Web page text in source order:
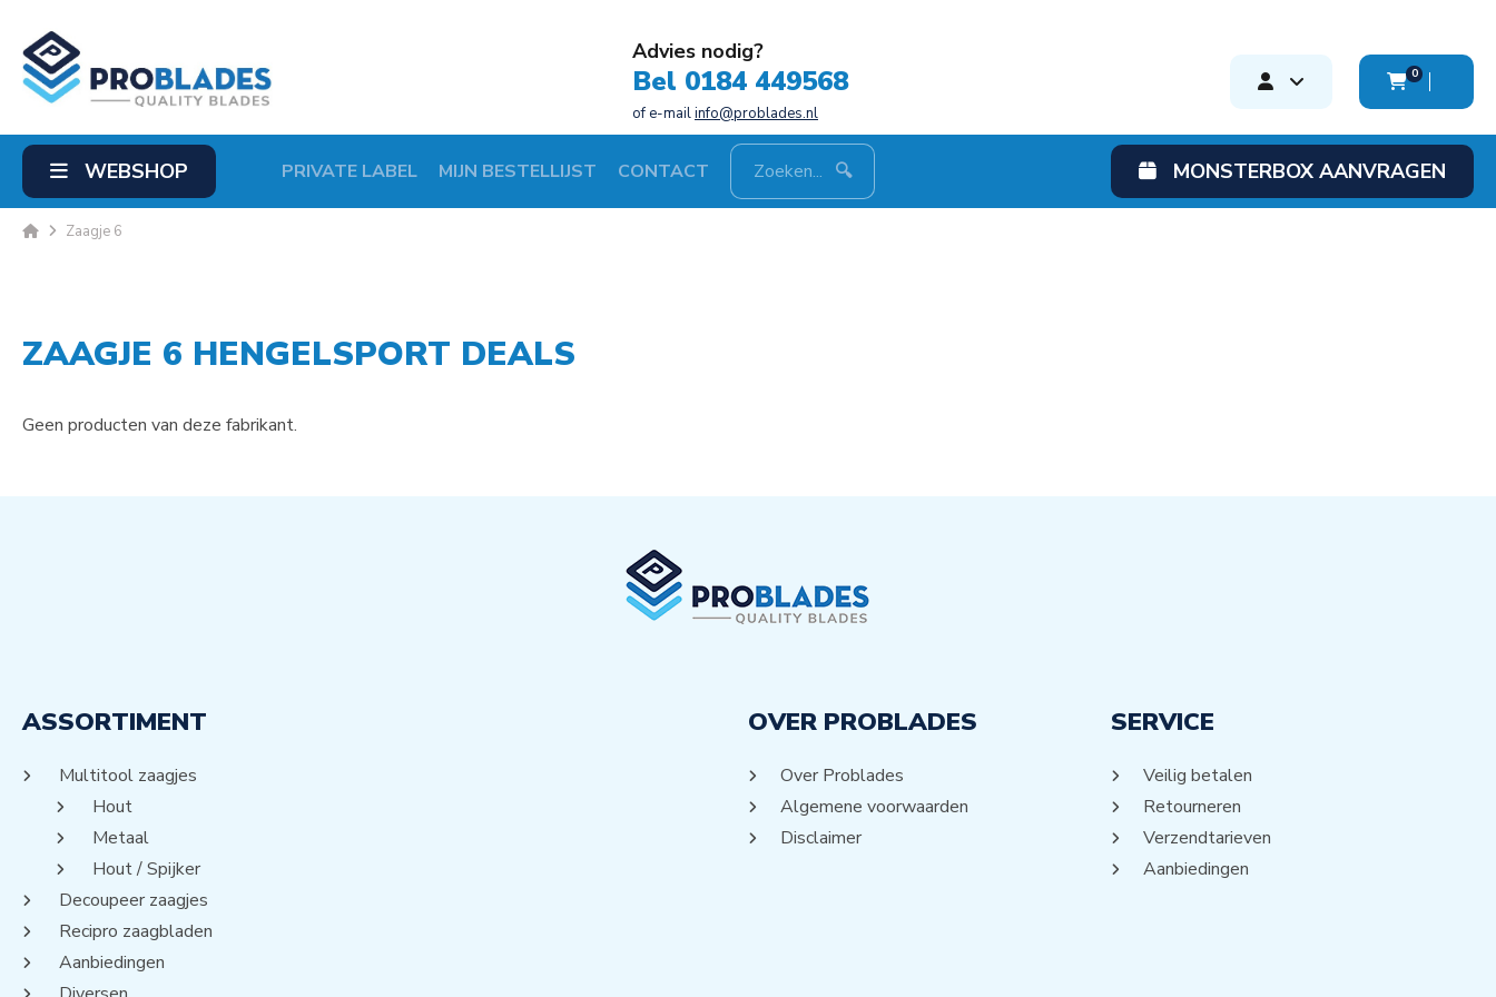
Advies nodig?
Bel 0184 449568
of e-mailinfo@problades.nl
0
WEBSHOP PRIVATE LABEL MIJN BESTELLIJST CONTACT MONSTERBOX AANVRAGEN
Zaagje 6
ZAAGJE 6 HENGELSPORT DEALS
Geen producten van deze fabrikant.
ASSORTIMENT
Multitool zaagjes
Hout
Metaal
Hout / Spijker
Decoupeer zaagjes
Recipro zaagbladen
Aanbiedingen
OVER PROBLADES
Over Problades
Algemene voorwaarden
Disclaimer
SERVICE
Veilig betalen
Retourneren
Verzendtarieven
Aanbiedingen